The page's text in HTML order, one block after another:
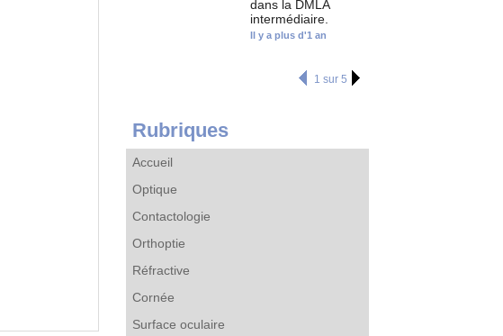
dans la DMLA
intermédiaire.
Il y a plus d'1 an
1 sur 5
Rubriques
Accueil
Optique
Contactologie
Orthoptie
Réfractive
Cornée
Surface oculaire